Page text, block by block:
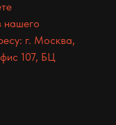
нашего
г. Москва,
107, БЦ